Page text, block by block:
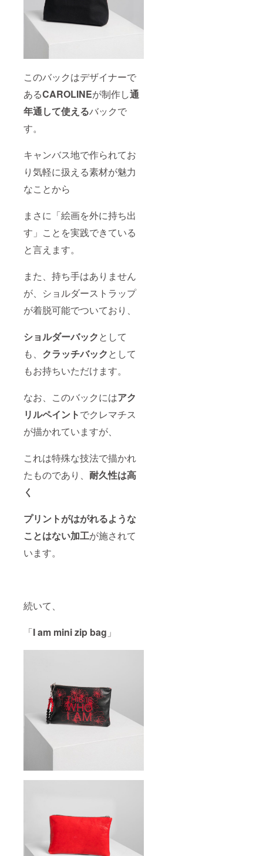
このバックはデザイナーで
あるCAROLINEが制作し通
年通して使えるバックで
す。
キャンバス地で作られてお
り気軽に扱える素材が魅力
なことから
まさに「絵画を外に持ち出
す」ことを実践できている
と言えます。
また、持ち手はありません
が、ショルダーストラップ
が着脱可能でついており、
ショルダーバックとして
も、 クラッチバックとして
もお持ちいただけます。
なお、このバックにはアク
リルペイントでクレマチス
が描かれていますが、
これは特殊な技法で描かれ
たものであり、 耐久性は高
く
プリントがはがれるような
ことはない加工が施されて
います。
続いて、
「I am mini zip bag 」